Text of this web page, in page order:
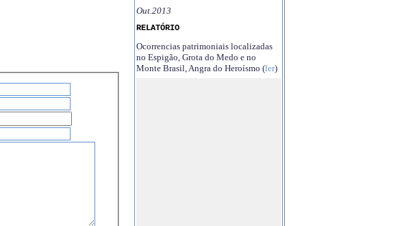
Out.2013
RELATÓRIO
Ocorrencias patrimoniais localizadas
no Espigão, Grota do Medo e no
Monte Brasil, Angra do Heroísmo (ler)